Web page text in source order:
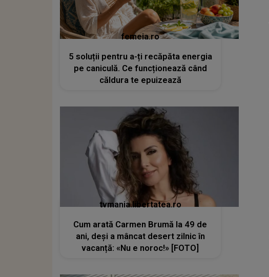
femeia.ro
5 soluții pentru a-ți recăpăta energia
pe caniculă. Ce funcționează când
căldura te epuizează
tvmania.libertatea.ro
Cum arată Carmen Brumă la 49 de
ani, deși a mâncat desert zilnic în
vacanță: «Nu e noroc!» [FOTO]